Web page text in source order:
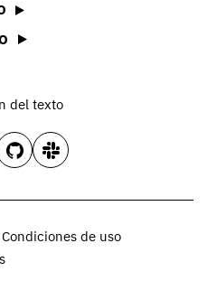
del texto
Condiciones de uso